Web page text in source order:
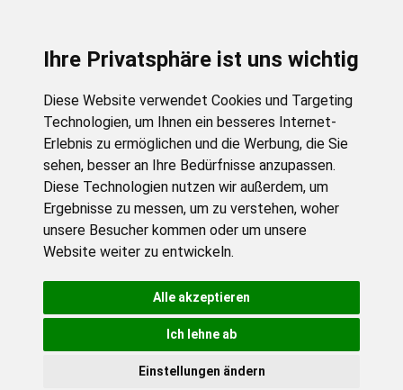
Ihre Privatsphäre ist uns wichtig
Diese Website verwendet Cookies und Targeting
Technologien, um Ihnen ein besseres Internet-
Erlebnis zu ermöglichen und die Werbung, die Sie
sehen, besser an Ihre Bedürfnisse anzupassen.
Diese Technologien nutzen wir außerdem, um
Ergebnisse zu messen, um zu verstehen, woher
unsere Besucher kommen oder um unsere
Website weiter zu entwickeln.
Alle akzeptieren
Ich lehne ab
Einstellungen ändern